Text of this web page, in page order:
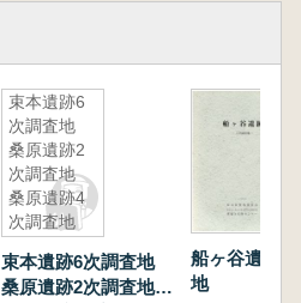
束本遺跡6
次調査地
桑原遺跡2
次調査地
桑原遺跡4
次調査地
束本遺跡6次調査地
桑原遺跡2次調査地
船ヶ谷遺跡
地